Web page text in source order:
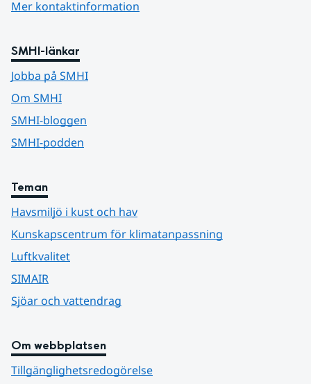
Mer kontaktinformation
SMHI-länkar
Jobba på SMHI
Om SMHI
SMHI-bloggen
SMHI-podden
Teman
Havsmiljö i kust och hav
Kunskapscentrum för klimatanpassning
Luftkvalitet
SIMAIR
Sjöar och vattendrag
Om webbplatsen
Tillgänglighetsredogörelse